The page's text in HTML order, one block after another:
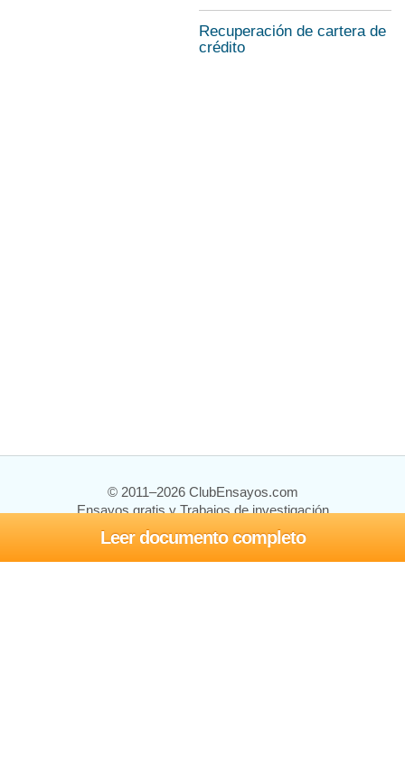
Leer documento completo
Recuperación de cartera de
crédito
© 2011–2026 ClubEnsayos.com
Ensayos gratis y Trabajos de investigación